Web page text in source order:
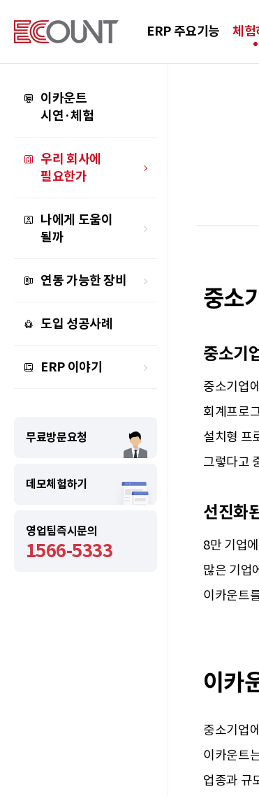
ERP 주요기능 체험
이카운트
시연·체험
우리 회사에
필요한가
나에게 도움이
될까
연동 가능한 장비
도입 성공사례
ERP 이야기
무료방문요청
데모체험하기
영업팀즉시문의
1566-5333
중소
중소기
중소기업
회계프로
설치형 프
그렇다고
선진화
8만 기업
많은 기업
이카운트
이카
중소기업
이카운트
업종과 규